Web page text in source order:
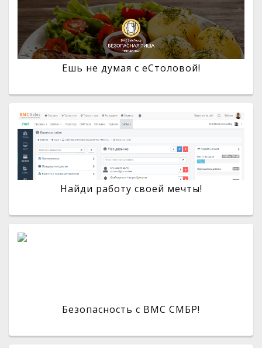
Ешь не думая с eСтоловой!
Найди работу своей мечты!
Безопасность с BMC СМБР!